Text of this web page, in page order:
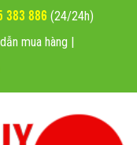
383 886 (24/24h)
mua hàng |